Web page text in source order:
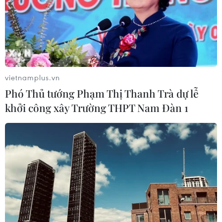
Tầm nhìn bán dẫn của Malaysia: Đi
từ thế mạnh sẵn có lên nấc thang giá
trị cao
07/08/2026 11:51
Đắk Lắk phát động chiến dịch “30
ngày đêm” chuẩn hóa dữ liệu sầu
07/08/2026 11:50
Sân chơi học đường giúp học sinh
rèn kỹ năng sống qua từng bước
nhảy
vietnamplus.vn
Phó Thủ tướng Phạm Thị Thanh Trà dự lễ
khởi công xây Trường THPT Nam Đàn 1